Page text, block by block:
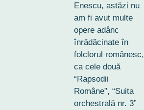
Enescu, astăzi nu
am fi avut multe
opere adânc
înrădăcinate în
folclorul românesc,
ca cele două
“Rapsodii
Române”, “Suita
orchestrală nr. 3”